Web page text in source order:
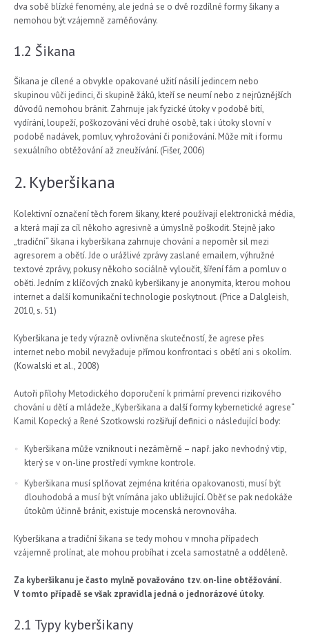
dva sobě blízké fenomény, ale jedná se o dvě rozdílné formy šikany a
nemohou být vzájemně zaměňovány.
1.2 Šikana
Šikana je cílené a obvykle opakované užití násilí jedincem nebo
skupinou vůči jedinci, či skupině žáků, kteří se neumí nebo z nejrůznějších
důvodů nemohou bránit. Zahrnuje jak fyzické útoky v podobě bití,
vydírání, loupeží, poškozování věcí druhé osobě, tak i útoky slovní v
podobě nadávek, pomluv, vyhrožování či ponižování. Může mít i formu
sexuálního obtěžování až zneužívání. (Fišer, 2006)
2. Kyberšikana
Kolektivní označení těch forem šikany, které používají elektronická média,
a která mají za cíl někoho agresivně a úmyslně poškodit. Stejně jako
„tradiční“ šikana i kyberšikana zahrnuje chování a nepoměr sil mezi
agresorem a obětí. Jde o urážlivé zprávy zaslané emailem, výhružné
textové zprávy, pokusy někoho sociálně vyloučit, šíření fám a pomluv o
oběti. Jedním z klíčových znaků kyberšikany je anonymita, kterou mohou
internet a další komunikační technologie poskytnout. (Price a Dalgleish,
2010, s. 51)
Kyberšikana je tedy výrazně ovlivněna skutečností, že agrese přes
internet nebo mobil nevyžaduje přímou konfrontaci s obětí ani s okolím.
(Kowalski et al., 2008)
Autoři přílohy Metodického doporučení k primární prevenci rizikového
chování u dětí a mládeže „Kyberšikana a další formy kybernetické agrese“
Kamil Kopecký a René Szotkowski rozšiřují definici o následující body:
Kyberšikana může vzniknout i nezáměrně – např. jako nevhodný vtip,
který se v on-line prostředí vymkne kontrole.
Kyberšikana musí splňovat zejména kritéria opakovanosti, musí být
dlouhodobá a musí být vnímána jako ubližující. Oběť se pak nedokáže
útokům účinně bránit, existuje mocenská nerovnováha.
Kyberšikana a tradiční šikana se tedy mohou v mnoha případech
vzájemně prolínat, ale mohou probíhat i zcela samostatně a odděleně.
Za kyberšikanu je často mylně považováno tzv. on-line obtěžování.
V tomto případě se však zpravidla jedná o jednorázové útoky.
2.1 Typy kyberšikany